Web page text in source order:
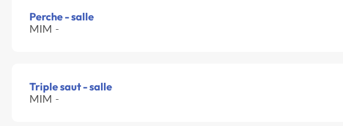
Perche - salle
MIM -
Triple saut - salle
MIM -